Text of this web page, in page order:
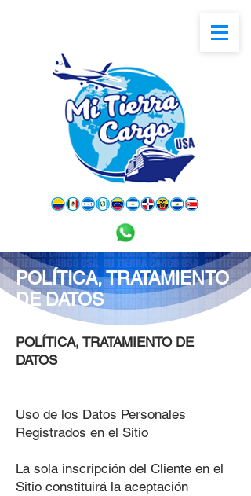
POLÍTICA, TRATAMIENTO
DE DATOS
POLÍTICA, TRATAMIENTO DE
DATOS
Uso de los Datos Personales
Registrados en el Sitio
La sola inscripción del Cliente en el
Sitio constituirá la aceptación